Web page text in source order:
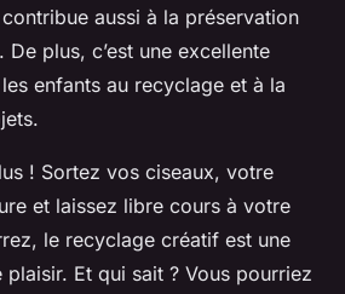
aussi à la préservation
De plus, c’est une excellente
enfants au recyclage et à la
! Sortez vos ciseaux, votre
et laissez libre cours à votre
le recyclage créatif est une
Et qui sait ? Vous pourriez